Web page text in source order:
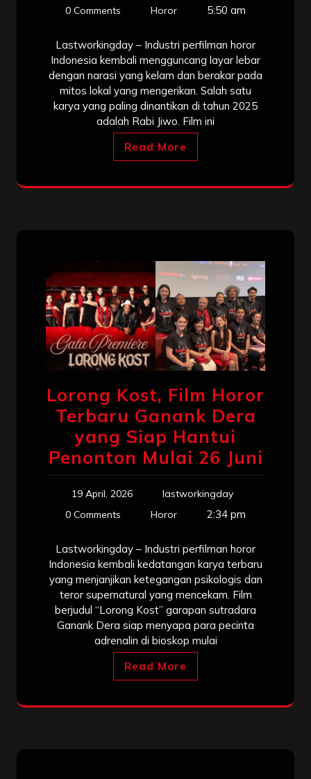
0 Comments
Horor 5:50 am
Lastworkingday – Industri perfilman horor
Indonesia kembali mengguncang layar lebar
dengan narasi yang kelam dan berakar pada
mitos lokal yang mengerikan. Salah satu
karya yang paling dinantikan di tahun 2025
adalah Rabi Jiwo. Film ini
Read More
Lorong Kost, Film Horor
Terbaru Ganank Dera
yang Siap Hantui
Penonton Mulai 26 Juni
19 April, 2026
lastworkingday
0 Comments
Horor 2:34 pm
Lastworkingday – Industri perfilman horor
Indonesia kembali kedatangan karya terbaru
yang menjanjikan ketegangan psikologis dan
teror supernatural yang mencekam. Film
berjudul “Lorong Kost” garapan sutradara
Ganank Dera siap menyapa para pecinta
adrenalin di bioskop mulai
Read More